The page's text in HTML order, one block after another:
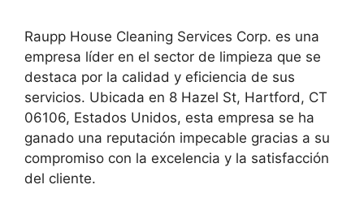
Raupp House Cleaning Services Corp. es una
empresa líder en el sector de limpieza que se
destaca por la calidad y eficiencia de sus
servicios. Ubicada en 8 Hazel St, Hartford, CT
06106, Estados Unidos, esta empresa se ha
ganado una reputación impecable gracias a su
compromiso con la excelencia y la satisfacción
del cliente.